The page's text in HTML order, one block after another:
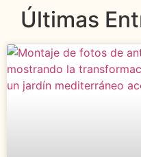
Últimas